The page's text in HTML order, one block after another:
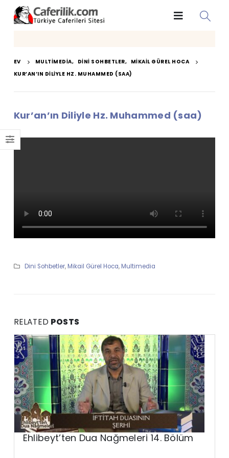
EV MULTIMEDIA, DINI SOHBETLER, MIKAIL GÜREL HOCA
KUR’AN’IN DILIYLE HZ. MUHAMMED (SAA)
Kur’an’ın Diliyle Hz. Muhammed (saa)
Dini Sohbetler, Mikail Gürel Hoca, Multimedia
RELATED POSTS
Ehlibeyt’ten Dua Nağmeleri 14. Bölüm